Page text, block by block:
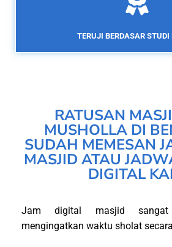
TERUJI BERDASAR STUDI
RATUSAN
MUSHOLLA DI
SUDAH MEMESAN
MASJID ATAU
DIGITAL
Jam digital masjid
mengingatkan waktu sholat